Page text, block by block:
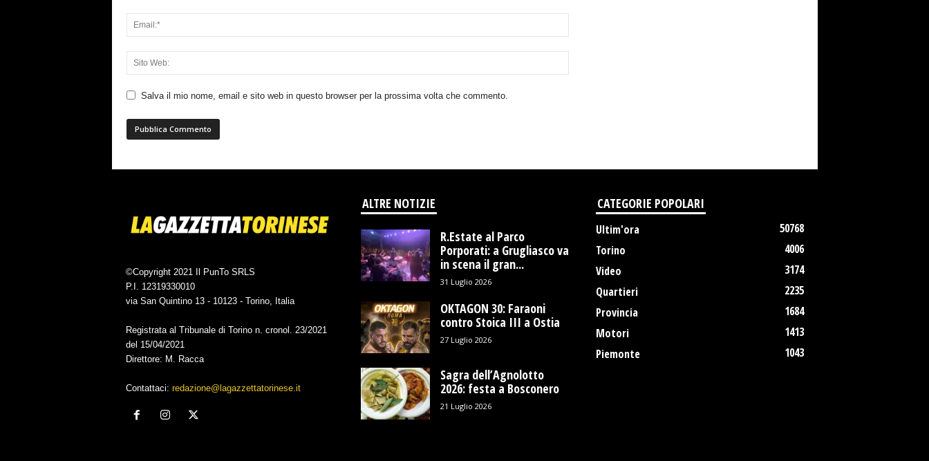
Salva il mio nome, email e sito web in questo browser per la prossima volta che commento.
©Copyright 2021 Il PunTo SRLS
P.I. 12319330010
via San Quintino 13 - 10123 - Torino, Italia
Registrata al Tribunale di Torino n. cronol. 23/2021
del 15/04/2021
Direttore: M. Racca
Contattaci: redazione@lagazzettatorinese.it
ALTRE NOTIZIE
R.Estate al Parco
Porporati: a Grugliasco va
in scena il gran...
31 Luglio 2026
OKTAGON 30: Faraoni
contro Stoica III a Ostia
27 Luglio 2026
Sagra dell’Agnolotto
2026: festa a Bosconero
21 Luglio 2026
CATEGORIE POPOLARI
Ultim'ora
50768
Torino
4006
Video
3174
Quartieri
2235
Provincia
1684
Motori
1413
Piemonte
1043